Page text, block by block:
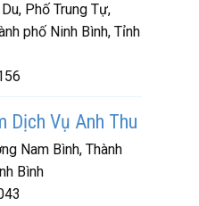
Phố Trung Tự,
phố Ninh Bình, Tỉnh
Dịch Vụ Anh Thu
Nam Bình, Thành
Bình